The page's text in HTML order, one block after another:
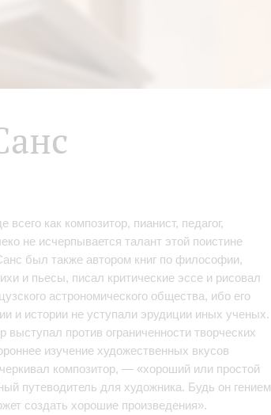
как композитор, пианист, педагог,
не исчерпывается талант этой поистине
был также автором книг по философии,
и пьесы, писал критические эссе и рисовал
астрономического общества, ибо его
и истории не уступали эрудиции иных ученых.
против ограниченности творческих
изучение художественных вкусов
композитор, — «хороший или простой
путеводитель для художника. Будь он гением
создать хорошие произведения».